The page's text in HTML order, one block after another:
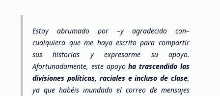
Estoy abrumado por –y agradecido con–
cualquiera que me haya escrito para compartir
sus historias y expresarme su apoyo.
Afortunadamente, este apoyoha trascendido las
divisiones políticas, raciales e incluso de clase,
ya que habéis inundado el correo de mensajes